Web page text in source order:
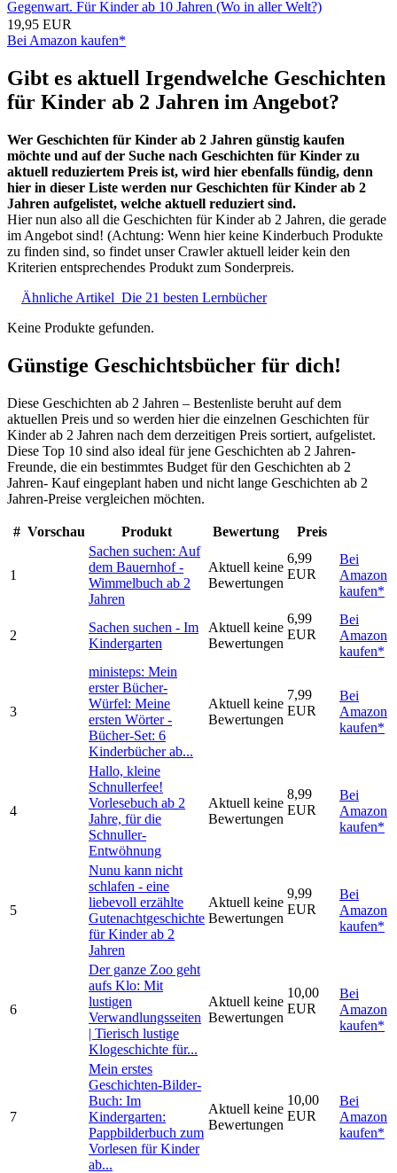
Gegenwart. Für Kinder ab 10 Jahren (Wo in aller Welt?)
19,95 EUR
Bei Amazon kaufen*
Gibt es aktuell Irgendwelche Geschichten
für Kinder ab 2 Jahren im Angebot?
Wer Geschichten für Kinder ab 2 Jahren günstig kaufen
möchte und auf der Suche nach Geschichten für Kinder zu
aktuell reduziertem Preis ist, wird hier ebenfalls fündig, denn
hier in dieser Liste werden nur Geschichten für Kinder ab 2
Jahren aufgelistet, welche aktuell reduziert sind.
Hier nun also all die Geschichten für Kinder ab 2 Jahren, die gerade
im Angebot sind! (Achtung: Wenn hier keine Kinderbuch Produkte
zu finden sind, so findet unser Crawler aktuell leider kein den
Kriterien entsprechendes Produkt zum Sonderpreis.
Ähnliche Artikel Die 21 besten Lernbücher
Keine Produkte gefunden.
Günstige Geschichtsbücher für dich!
Diese Geschichten ab 2 Jahren – Bestenliste beruht auf dem
aktuellen Preis und so werden hier die einzelnen Geschichten für
Kinder ab 2 Jahren nach dem derzeitigen Preis sortiert, aufgelistet.
Diese Top 10 sind also ideal für jene Geschichten ab 2 Jahren-
Freunde, die ein bestimmtes Budget für den Geschichten ab 2
Jahren- Kauf eingeplant haben und nicht lange Geschichten ab 2
Jahren-Preise vergleichen möchten.
# Vorschau Produkt Bewertung Preis
1
Sachen suchen: Auf
dem Bauernhof -
Wimmelbuch ab 2
Jahren
Aktuell keine
Bewertungen
6,99
EUR
Bei
Amazon
kaufen*
2
Sachen suchen - Im
Kindergarten
Aktuell keine
Bewertungen
6,99
EUR
Bei
Amazon
kaufen*
3
ministeps: Mein
erster Bücher-
Würfel: Meine
ersten Wörter -
Bücher-Set: 6
Kinderbücher ab...
Aktuell keine
Bewertungen
7,99
EUR
Bei
Amazon
kaufen*
4
Hallo, kleine
Schnullerfee!
Vorlesebuch ab 2
Jahre, für die
Schnuller-
Entwöhnung
Aktuell keine
Bewertungen
8,99
EUR
Bei
Amazon
kaufen*
5
Nunu kann nicht
schlafen - eine
liebevoll erzählte
Gutenachtgeschichte
für Kinder ab 2
Jahren
Aktuell keine
Bewertungen
9,99
EUR
Bei
Amazon
kaufen*
6
Der ganze Zoo geht
aufs Klo: Mit
lustigen
Verwandlungsseiten
| Tierisch lustige
Klogeschichte für...
Aktuell keine
Bewertungen
10,00
EUR
Bei
Amazon
kaufen*
7
Mein erstes
Geschichten-Bilder-
Buch: Im
Kindergarten:
Pappbilderbuch zum
Vorlesen für Kinder
ab...
Aktuell keine
Bewertungen
10,00
EUR
Bei
Amazon
kaufen*